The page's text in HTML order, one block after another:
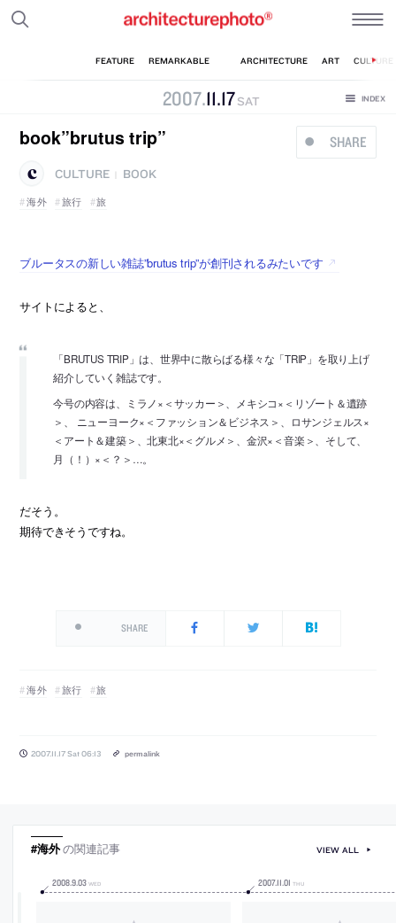
2007.11.17 SAT
SHARE
book”brutus trip”
CULTURE
BOOK
海外
旅行 旅
ブルータスの新しい雑誌”brutus trip”が創刊されるみたいです
サイトによると、
「BRUTUS TRIP」は、世界中に散らばる様々な「TRIP」を取り上げ
紹介していく雑誌です。
今号の内容は、ミラノ×＜サッカー＞、メキシコ×＜リゾート＆遺跡
＞、 ニューヨーク×＜ファッション＆ビジネス＞、ロサンジェルス×
＜アート＆建築＞、北東北×＜グルメ＞、金沢×＜音楽＞、そして、
月（！）×＜？＞…。
だそう。
期待できそうですね。
SHARE
海外 旅行 旅
2007.11.17 Sat 06:13 permalink
#海外の関連記事
2008.9.03 WED 2007.11 01 THU
VIEW ALL